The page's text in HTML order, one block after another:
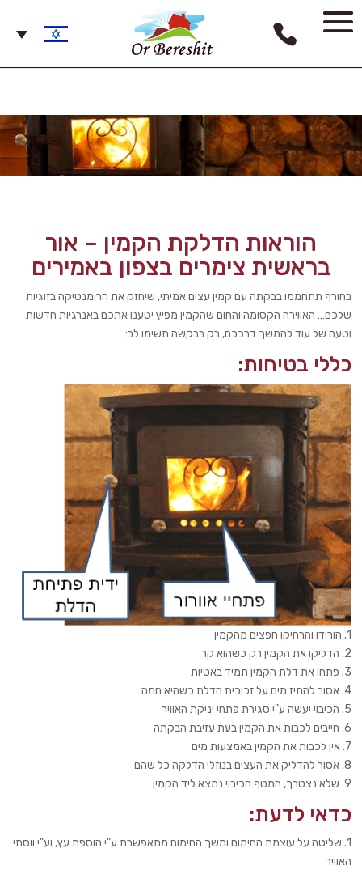
הוראות הדלקת הקמין – אור
בראשית צימרים בצפון באמירים
בחורף תתחממו בבקתה עם קמין עצים אמיתי, שיחזק את הרומנטיקה בזוגיות
שלכם… האווירה הקסומה והחום שהקמין מפיץ יטענו אתכם באנרגיות חדשות
וטעם של עוד להמשך דרככם, רק בבקשה תשימו לב:
כללי בטיחות:
1. הורידו והרחיקו חפצים מהקמין
2. הדליקו את הקמין רק כשהוא קר
3. פתחו את דלת הקמין תמיד באטיות
4. אסור להתיז מים על זכוכית הדלת כשהיא חמה
5. הכיבוי יעשה ע"י סגירת פתחי יניקת האוויר
6. חייבים לכבות את הקמין בעת עזיבת הבקתה
7. אין לכבות את הקמין באמצעות מים
8. אסור להדליק את העצים בנוזלי הדלקה כל שהם
9. שלא נצטרך, המטף הכיבוי נמצא ליד הקמין
כדאי לדעת:
1. שליטה על עוצמת החימום ומשך החימום מתאפשרת ע"י הוספת עץ, וע"י ווסתי
האוויר